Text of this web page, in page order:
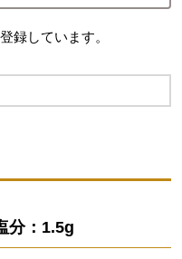
録しています。
分：1.5g